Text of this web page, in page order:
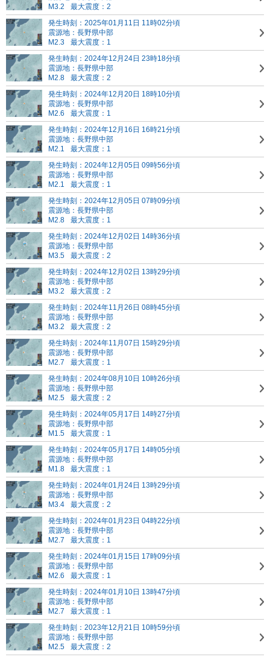
M3.2
最大震度：2
発生時刻：2025年01月11日 11時02分頃
震源地：長野県中部
M2.3
最大震度：1
発生時刻：2024年12月24日 23時18分頃
震源地：長野県中部
M2.8
最大震度：2
発生時刻：2024年12月20日 18時10分頃
震源地：長野県中部
M2.6
最大震度：1
発生時刻：2024年12月16日 16時21分頃
震源地：長野県中部
M2.1
最大震度：1
発生時刻：2024年12月05日 09時56分頃
震源地：長野県中部
M2.1
最大震度：1
発生時刻：2024年12月05日 07時09分頃
震源地：長野県中部
M2.8
最大震度：1
発生時刻：2024年12月02日 14時36分頃
震源地：長野県中部
M3.5
最大震度：2
発生時刻：2024年12月02日 13時29分頃
震源地：長野県中部
M3.2
最大震度：2
発生時刻：2024年11月26日 08時45分頃
震源地：長野県中部
M3.2
最大震度：2
発生時刻：2024年11月07日 15時29分頃
震源地：長野県中部
M2.7
最大震度：1
発生時刻：2024年08月10日 10時26分頃
震源地：長野県中部
M2.5
最大震度：2
発生時刻：2024年05月17日 14時27分頃
震源地：長野県中部
M1.5
最大震度：1
発生時刻：2024年05月17日 14時05分頃
震源地：長野県中部
M1.8
最大震度：1
発生時刻：2024年01月24日 13時29分頃
震源地：長野県中部
M3.4
最大震度：2
発生時刻：2024年01月23日 04時22分頃
震源地：長野県中部
M2.7
最大震度：1
発生時刻：2024年01月15日 17時09分頃
震源地：長野県中部
M2.6
最大震度：1
発生時刻：2024年01月10日 13時47分頃
震源地：長野県中部
M2.7
最大震度：1
発生時刻：2023年12月21日 10時59分頃
震源地：長野県中部
M2.5
最大震度：2